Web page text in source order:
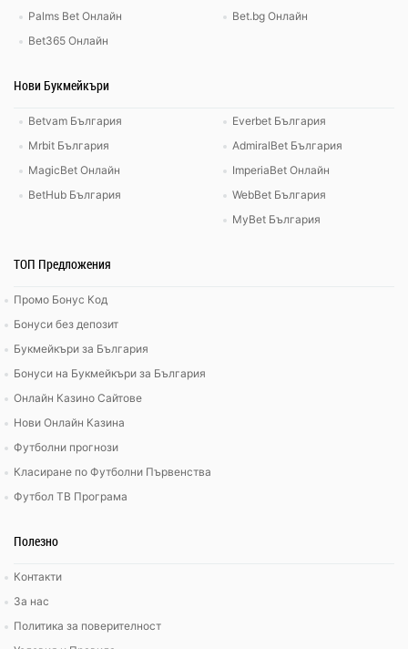
Palms Bet Онлайн
Bet365 Онлайн
Bet.bg Онлайн
Нови Букмейкъри
Betvam България
Mrbit България
MagicBet Онлайн
BetHub България
Everbet България
AdmiralBet България
ImperiaBet Онлайн
WebBet България
MyBet България
ТОП Предложения
Промо Бонус Код
Бонуси без депозит
Букмейкъри за България
Бонуси на Букмейкъри за България
Онлайн Казино Сайтове
Нови Онлайн Казина
Футболни прогнози
Класиране по Футболни Първенства
Футбол ТВ Програма
Полезно
Контакти
За нас
Политика за поверителност